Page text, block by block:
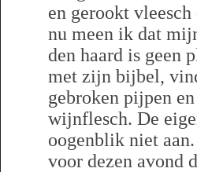
en gerookt
nu meen ik dat
den haard is geen
met zijn bijbel,
gebroken pijpen
wijnflesch. De
oogenblik niet
voor dezen avond